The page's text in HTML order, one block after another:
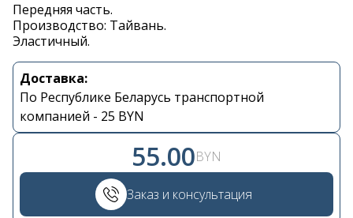
Передняя часть.
Производство: Тайвань.
Эластичный.
Доставка:
По Республике Беларусь транспортной
компанией - 25 BYN
55.00BYN
Заказ и консультация
Контакты
Viber